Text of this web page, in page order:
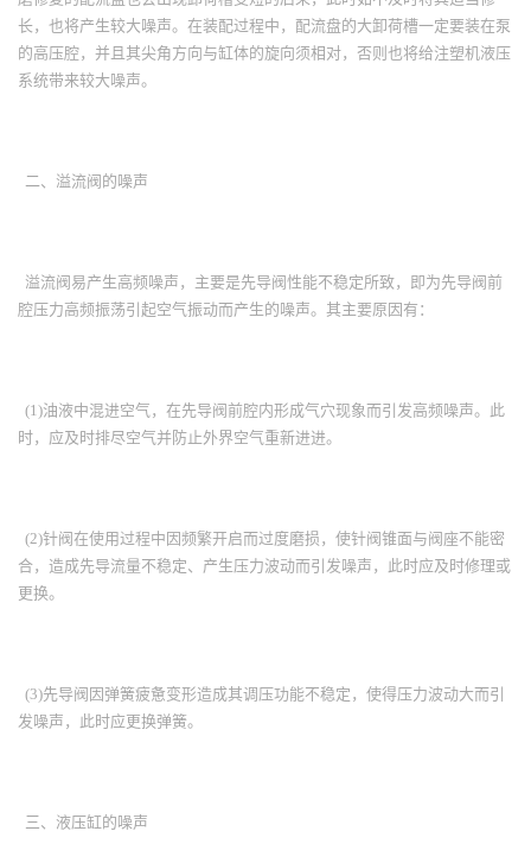
长，也将产生较大噪声。在装配过程中，配流盘的大卸荷槽一定要装在泵
的高压腔，并且其尖角方向与缸体的旋向须相对，否则也将给注塑机液压
系统带来较大噪声。
二、溢流阀的噪声
溢流阀易产生高频噪声，主要是先导阀性能不稳定所致，即为先导阀前
腔压力高频振荡引起空气振动而产生的噪声。其主要原因有：
(1)油液中混进空气，在先导阀前腔内形成气穴现象而引发高频噪声。此
时，应及时排尽空气并防止外界空气重新进进。
(2)针阀在使用过程中因频繁开启而过度磨损，使针阀锥面与阀座不能密
合，造成先导流量不稳定、产生压力波动而引发噪声，此时应及时修理或
更换。
(3)先导阀因弹簧疲惫变形造成其调压功能不稳定，使得压力波动大而引
发噪声，此时应更换弹簧。
三、液压缸的噪声